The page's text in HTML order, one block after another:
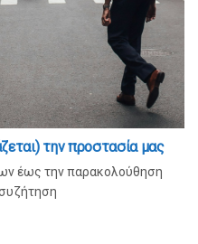
την προστασία μας
έως την παρακολούθηση